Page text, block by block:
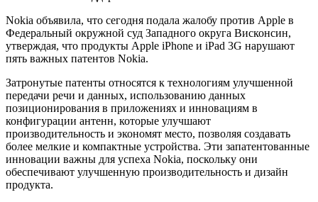
Nokia объявила, что сегодня подала жалобу против Apple в
Федеральный окружной суд Западного округа Висконсин,
утверждая, что продукты Apple iPhone и iPad 3G нарушают
пять важных патентов Nokia.
Затронутые патенты относятся к технологиям улучшенной
передачи речи и данных, использованию данных
позиционирования в приложениях и инновациям в
конфигурации антенн, которые улучшают
производительность и экономят место, позволяя создавать
более мелкие и компактные устройства. Эти запатентованные
инновации важны для успеха Nokia, поскольку они
обеспечивают улучшенную производительность и дизайн
продукта.